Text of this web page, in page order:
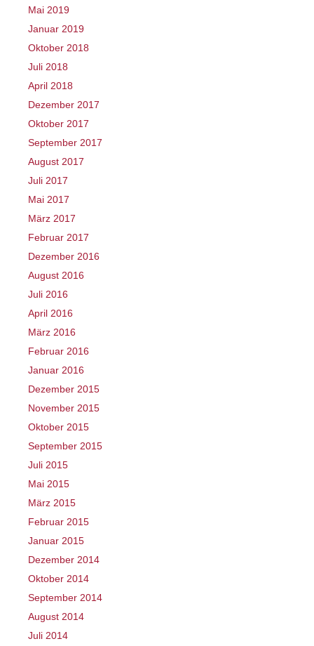
Mai 2019
Januar 2019
Oktober 2018
Juli 2018
April 2018
Dezember 2017
Oktober 2017
September 2017
August 2017
Juli 2017
Mai 2017
März 2017
Februar 2017
Dezember 2016
August 2016
Juli 2016
April 2016
März 2016
Februar 2016
Januar 2016
Dezember 2015
November 2015
Oktober 2015
September 2015
Juli 2015
Mai 2015
März 2015
Februar 2015
Januar 2015
Dezember 2014
Oktober 2014
September 2014
August 2014
Juli 2014